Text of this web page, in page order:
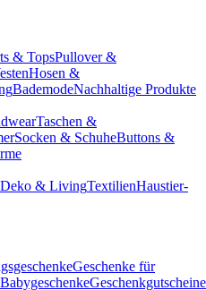
& TopsPullover &
Hosen &
BademodeNachhaltige Produkte
Taschen &
Socken & SchuheButtons &
Deko & LivingTextilienHaustier-
Geschenke für
BabygeschenkeGeschenkgutscheine